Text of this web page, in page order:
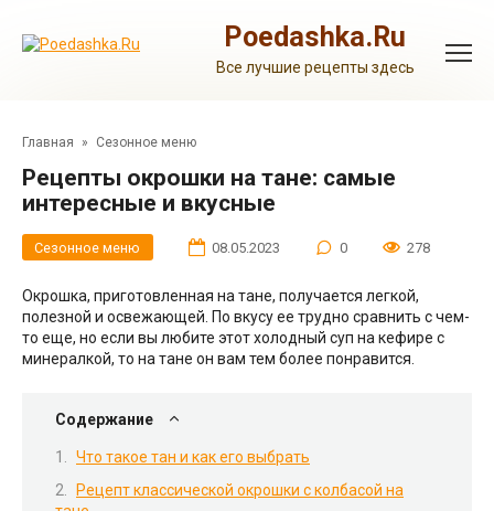
контенту
Poedashka.Ru
Все лучшие рецепты здесь
Главная » Сезонное меню
Рецепты окрошки на тане: самые
интересные и вкусные
Сезонное меню 08.05.2023 0 278
Окрошка, приготовленная на тане, получается легкой,
полезной и освежающей. По вкусу ее трудно сравнить с чем-
то еще, но если вы любите этот холодный суп на кефире с
минералкой, то на тане он вам тем более понравится.
Содержание
Что такое тан и как его выбрать
Рецепт классической окрошки с колбасой на